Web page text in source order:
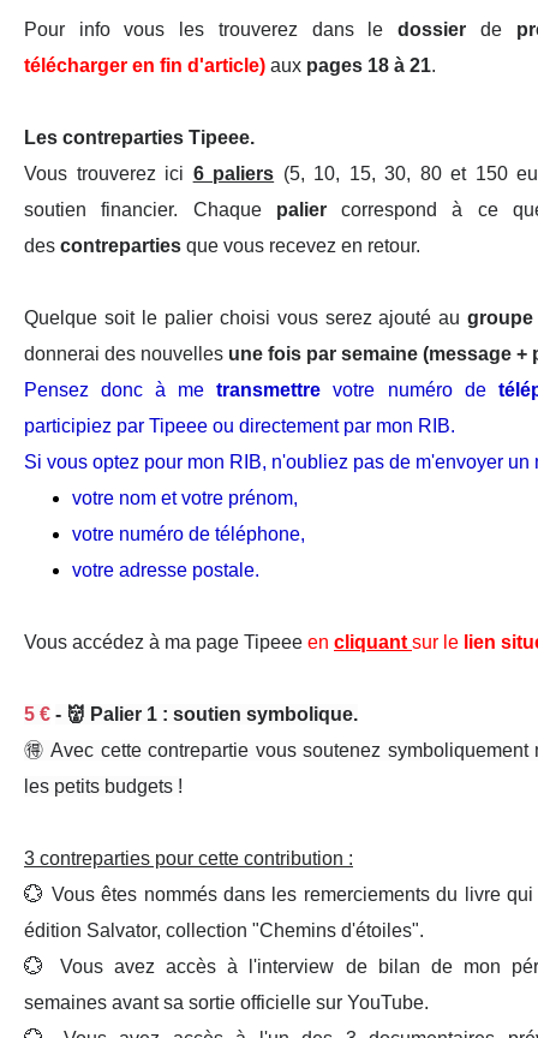
Pour info vous les trouverez dans ledossier de
télécharger en fin d'article) aux pages 18 à 21.
Les contreparties Tipeee.
Vous trouverez ici 6 paliers (5, 10, 15, 30, 80 et 150
soutien financier. Chaque palier correspond à ce
des contreparties que vous recevez en retour.
Quelque soit le palier choisi vous serez ajouté au
donnerai des nouvelles une fois par semaine (message +
Pensez donc à metransmettrevotre numéro de
participiez par Tipeee ou directement par mon RIB.
Si vous optez pour mon RIB, n'oubliez pas de m'envoyer un
votre nom et votre prénom,
votre numéro de téléphone,
votre adresse postale.
Vous accédez à ma page Tipeee en cliquant sur le lien
5 € - 👹 Palier 1 : soutien symbolique.
🉐 Avec cette contrepartie vous soutenez symboliquement
les petits budgets !
3 contreparties pour cette contribution :
💮 Vous êtes nommésdans les remerciementsdu livrequi
édition Salvator, collection "Chemins d'étoiles".
💮 Vous avezaccèsà l'interview de bi lan de mon
semaines avantsa sortie officielle sur YouTube.